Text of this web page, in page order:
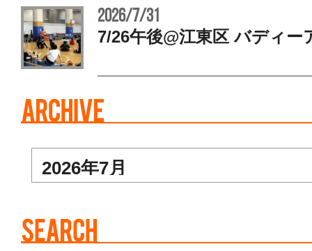
2026/7/31
7/26午後@江東区 バディ